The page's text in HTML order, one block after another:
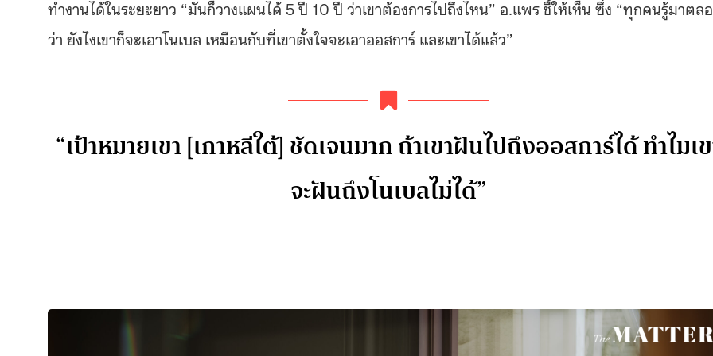
ทำงานได้ในระยะยาว “มันก็วางแผนได้ 5 ปี 10 ปี ว่าเขาต้องการไปถึงไหน” อ.แพร ชี้ให้เห็น ซึ่ง “ทุกคนรู้มาตล
ว่า ยังไงเขาก็จะเอาโนเบล เหมือนกับที่เขาตั้งใจจะเอาออสการ์ และเขาได้แล้ว”
“เป้าหมายเขา [เกาหลีใต้] ชัดเจนมาก ถ้าเขาฝันไปถึงออสการ์ได้ ทำไมเ
จะฝันถึงโนเบลไม่ได้”